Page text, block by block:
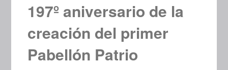
197º aniversario de la
creación del primer
Pabellón Patrio